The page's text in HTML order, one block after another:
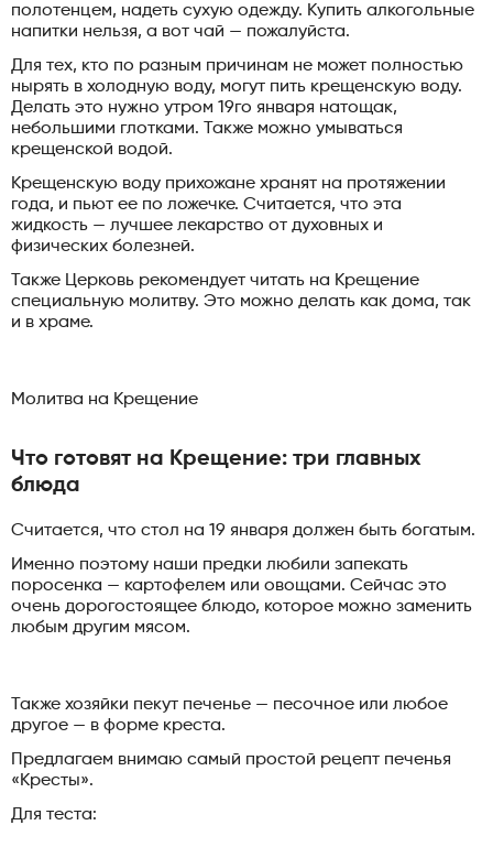
полотенцем, надеть сухую одежду. Купить алкогольные
напитки нельзя, а вот чай — пожалуйста.
Для тех, кто по разным причинам не может полностью
нырять в холодную воду, могут пить крещенскую воду.
Делать это нужно утром 19го января натощак,
небольшими глотками. Также можно умываться
крещенской водой.
Крещенскую воду прихожане хранят на протяжении
года, и пьют ее по ложечке. Считается, что эта
жидкость — лучшее лекарство от духовных и
физических болезней.
Также Церковь рекомендует читать на Крещение
специальную молитву. Это можно делать как дома, так
и в храме.
Молитва на Крещение
Что готовят на Крещение: три главных
блюда
Считается, что стол на 19 января должен быть богатым.
Именно поэтому наши предки любили запекать
поросенка — картофелем или овощами. Сейчас это
очень дорогостоящее блюдо, которое можно заменить
любым другим мясом.
Также хозяйки пекут печенье — песочное или любое
другое — в форме креста.
Предлагаем внимаю самый простой рецепт печенья
«Кресты».
Для теста: